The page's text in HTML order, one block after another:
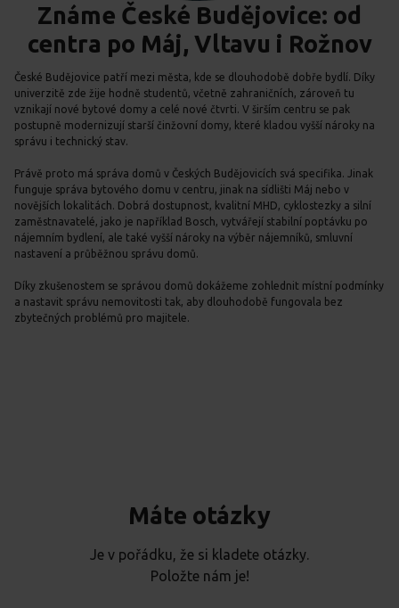
Známe České Budějovice: od
centra po Máj, Vltavu i Rožnov
České Budějovice patří mezi města, kde se dlouhodobě dobře bydlí. Díky
univerzitě zde žije hodně studentů, včetně zahraničních, zároveň tu
vznikají nové bytové domy a celé nové čtvrti. V širším centru se pak
postupně modernizují starší činžovní domy, které kladou vyšší nároky na
správu i technický stav.
Právě proto má správa domů v Českých Budějovicích svá specifika. Jinak
funguje správa bytového domu v centru, jinak na sídlišti Máj nebo v
novějších lokalitách. Dobrá dostupnost, kvalitní MHD, cyklostezky a silní
zaměstnavatelé, jako je například Bosch, vytvářejí stabilní poptávku po
nájemním bydlení, ale také vyšší nároky na výběr nájemníků, smluvní
nastavení a průběžnou správu domů.
Díky zkušenostem se správou domů dokážeme zohlednit místní podmínky
a nastavit správu nemovitosti tak, aby dlouhodobě fungovala bez
zbytečných problémů pro majitele.
Máte otázky
Je v pořádku, že si kladete otázky.
Položte nám je!